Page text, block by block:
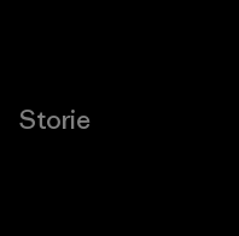
Storie